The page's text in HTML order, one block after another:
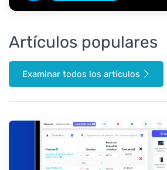
Artículos populares
Examinar todos los artículos